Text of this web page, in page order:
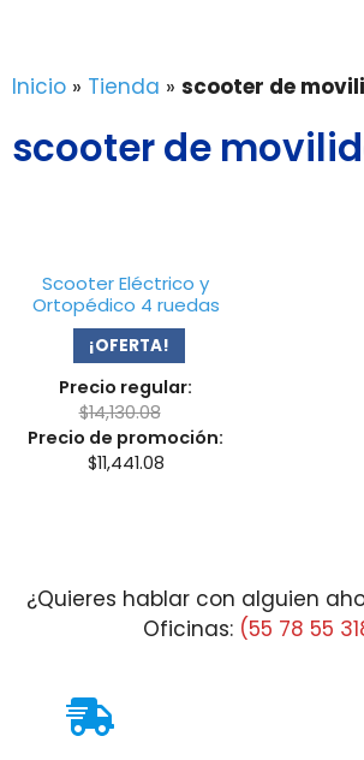
contenido
Inicio » Tienda » scooter de
scooter de
Scooter Eléctrico y
Ortopédico 4 ruedas
¡OFERTA!
Precio regular:
$14,130.08
Precio de promoción:
$11,441.08
¿Quieres hablar con alguien
Oficinas: (55 78 55